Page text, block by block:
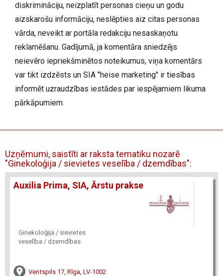
diskrimināciju, neizplatīt personas cieņu un godu
aizskarošu informāciju, neslēpties aiz citas personas
vārda, neveikt ar portāla redakciju nesaskaņotu
reklamēšanu. Gadījumā, ja komentāra sniedzējs
neievēro iepriekšminētos noteikumus, viņa komentārs
var tikt izdzēsts un SIA "heise marketing" ir tiesības
informēt uzraudzības iestādes par iespējamiem likuma
pārkāpumiem.
Uzņēmumi, saistīti ar raksta tematiku nozarē
"Ginekoloģija / sievietes veselība / dzemdības":
Auxilia Prima, SIA, Ārstu prakse
Ginekoloģija / sievietes
veselība / dzemdības
Ventspils 17, Rīga, LV-1002